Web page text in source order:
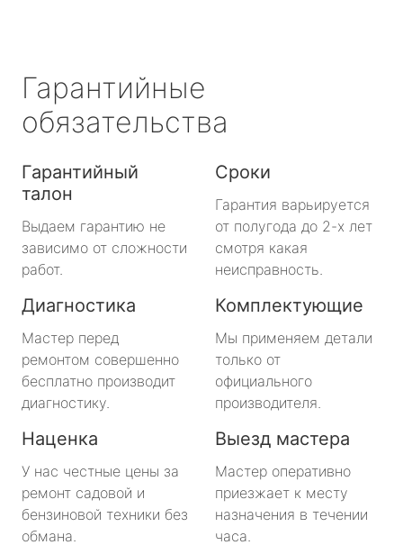
Гарантийные
обязательства
Гарантийный
талон
Выдаем гарантию не
зависимо от сложности
работ.
Сроки
Гарантия варьируется
от полугода до 2-х лет
смотря какая
неисправность.
Диагностика
Мастер перед
ремонтом совершенно
бесплатно производит
диагностику.
Комплектующие
Мы применяем детали
только от
официального
производителя.
Наценка
У нас честные цены за
ремонт садовой и
бензиновой техники без
обмана.
Выезд мастера
Мастер оперативно
приезжает к месту
назначения в течении
часа.